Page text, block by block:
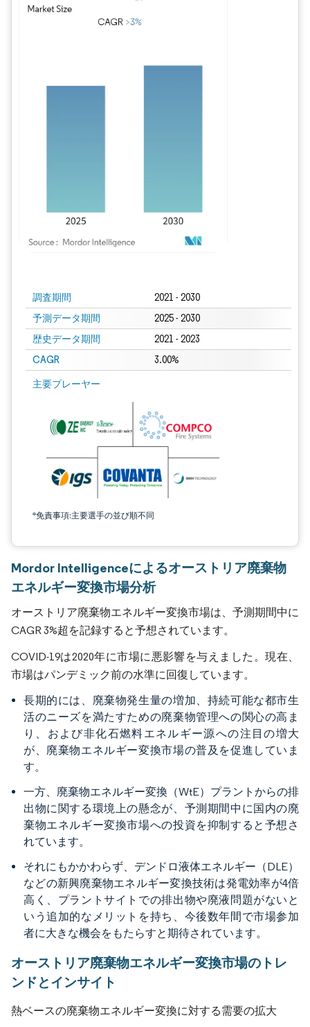
調査期間 2021 - 2030
予測データ期間 2025 - 2030
歴史データ期間 2021 - 2023
CAGR 3.00%
主要プレーヤー
*免責事項:主要選手の並び順不同
Mordor Intelligenceによるオーストリア廃棄物
エネルギー変換市場分析
オーストリア廃棄物エネルギー変換市場は、予測期間中に
CAGR 3%超を記録すると予想されています。
COVID-19は2020年に市場に悪影響を与えました。現在、
市場はパンデミック前の水準に回復しています。
長期的には、廃棄物発生量の増加、持続可能な都市生
活のニーズを満たすための廃棄物管理への関心の高ま
り、および非化石燃料エネルギー源への注目の増大
が、廃棄物エネルギー変換市場の普及を促進していま
す。
一方、廃棄物エネルギー変換（WtE）プラントからの排
出物に関する環境上の懸念が、予測期間中に国内の廃
棄物エネルギー変換市場への投資を抑制すると予想さ
れています。
それにもかかわらず、デンドロ液体エネルギー（DLE）
などの新興廃棄物エネルギー変換技術は発電効率が4倍
高く、プラントサイトでの排出物や廃液問題がないと
いう追加的なメリットを持ち、今後数年間で市場参加
者に大きな機会をもたらすと期待されています。
オーストリア廃棄物エネルギー変換市場のトレ
ンドとインサイト
熱ベースの廃棄物エネルギー変換に対する需要の拡大